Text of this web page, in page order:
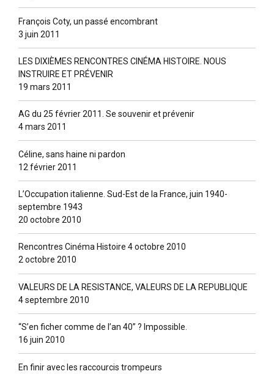
François Coty, un passé encombrant
3 juin 2011
LES DIXIÈMES RENCONTRES CINÉMA HISTOIRE. NOUS
INSTRUIRE ET PRÉVENIR
19 mars 2011
AG du 25 février 2011. Se souvenir et prévenir
4 mars 2011
Céline, sans haine ni pardon
12 février 2011
L’Occupation italienne. Sud-Est de la France, juin 1940-
septembre 1943
20 octobre 2010
Rencontres Cinéma Histoire 4 octobre 2010
2 octobre 2010
VALEURS DE LA RESISTANCE, VALEURS DE LA REPUBLIQUE
4 septembre 2010
“S’en ficher comme de l’an 40” ? lmpossible.
16 juin 2010
En finir avec les raccourcis trompeurs